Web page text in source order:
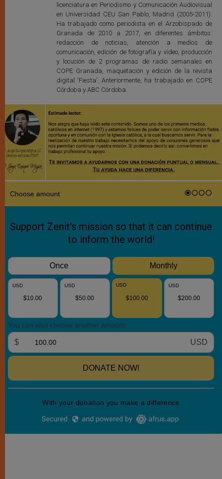
licenciatura en Periodismo y Comunicación Audiovisual
en Universidad CEU San Pablo, Madrid (2005-2011).
Ha trabajado como periodista en el Arzobispado de
Granada de 2010 a 2017, en diferentes ámbitos:
redacción de noticias, atención a medios de
comunicación, edición de fotografía y vídeo, producción
y locución de 2 programas de radio semanales en
COPE Granada, maquetación y edición de la revista
digital ‘Fiesta’. Anteriormente, ha trabajado en COPE
Córdoba y ABC Córdoba.